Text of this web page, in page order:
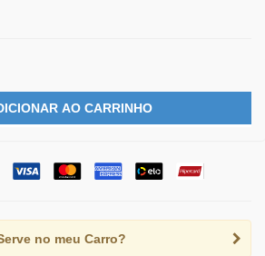
AO CARRINHO
no meu Carro?